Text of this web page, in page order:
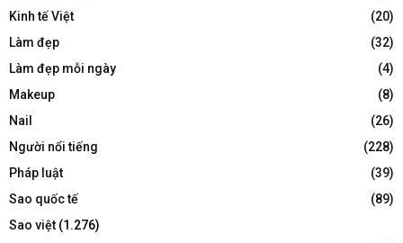
Kinh tế Việt
(20)
Làm đẹp
(32)
Làm đẹp mỗi ngày
(4)
Makeup
(8)
Nail
(26)
Người nổi tiếng
(228)
Pháp luật
(39)
Sao quốc tế
(89)
Sao việt (1.276)